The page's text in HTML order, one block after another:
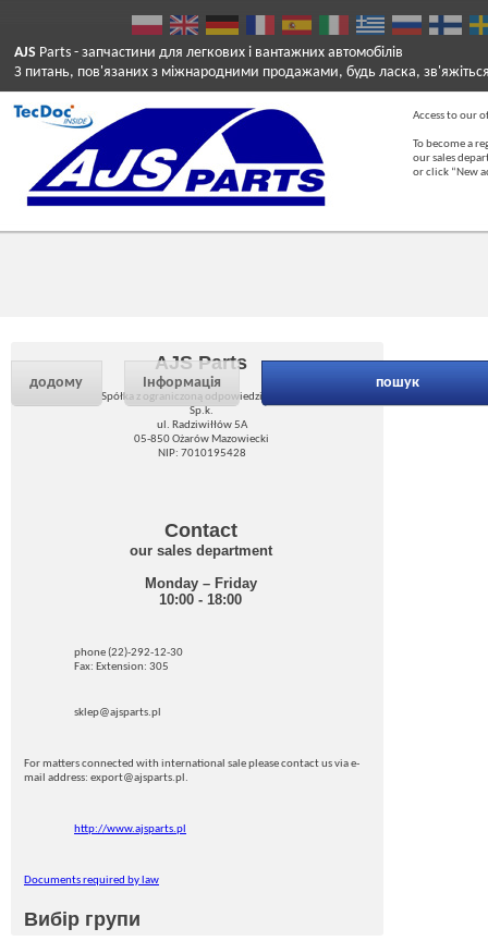
AJS Parts - запчастини для легкових і вантажних автомобілів
З питань, пов'язаних з міжнародними продажами, будь ласка,
Access to our
To become a
our sales
or click “New
додому Інформація пошук
AJS Parts
Spółka z ograniczoną odpowiedzialnością
Sp.k.
ul. Radziwiłłów 5A
05-850 Ożarów Mazowiecki
NIP: 7010195428
Contact
our sales department
Monday – Friday
10:00 - 18:00
phone (22)-292-12-30
Fax: Extension: 305
sklep@ajsparts.pl
For matters connected with international sale please contact us via e-
mail address: export@ajsparts.pl.
http://www.ajsparts.pl
Documents required by law
Вибір групи